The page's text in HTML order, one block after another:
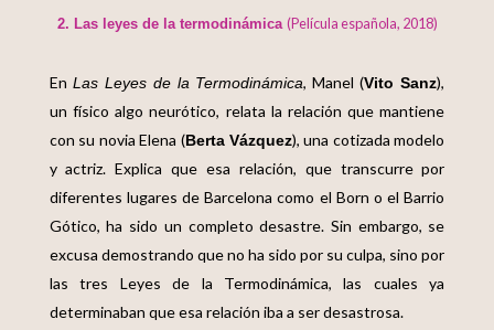
2. Las leyes de la termodinámica (Película española, 2018)
En Las Leyes de la Termodinámica, Manel (Vito Sanz),
un físico algo neurótico, relata la relación que mantiene
con su novia Elena (Berta Vázquez), una cotizada modelo
y actriz. Explica que esa relación, que transcurre por
diferentes lugares de Barcelona como el Born o el Barrio
Gótico, ha sido un completo desastre. Sin embargo, se
excusa demostrando que no ha sido por su culpa, sino por
las tres Leyes de la Termodinámica, las cuales ya
determinaban que esa relación iba a ser desastrosa.